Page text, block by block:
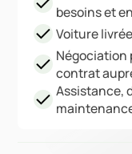
besoins et
Voiture
Négociation
contrat
Assistance,